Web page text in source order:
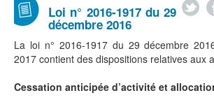
Loi n° 2016-1917 du 29
décembre 2016
La loi n° 2016-1917 du 29 décembre
2017 contient des dispositions relatives aux
Cessation anticipée d’activité et